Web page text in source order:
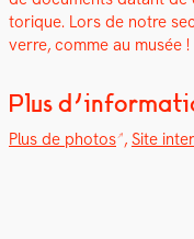
torique. Lors de notre
verre, comme au musée !
Plus
Plus de pho­tos , Site